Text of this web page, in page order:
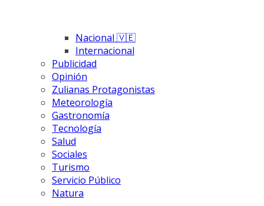
Nacional 🇻🇪
Internacional
Publicidad
Opinión
Zulianas Protagonistas
Meteorología
Gastronomía
Tecnología
Salud
Sociales
Turismo
Servicio Público
Natura